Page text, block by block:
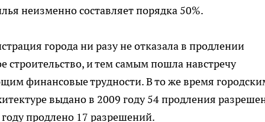
неизменно составляет порядка 50%.
города ни разу не отказала в продлении
и тем самым пошла навстречу
финансовые трудности. В то же время
выдано в 2009 году 54 продления
продлено 17 разрешений.